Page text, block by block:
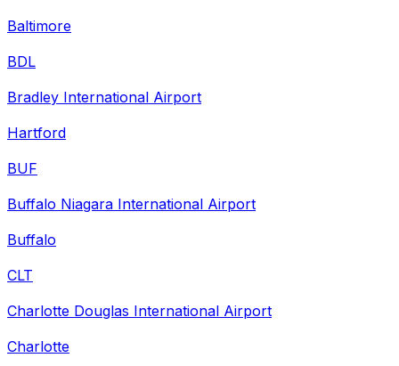
Baltimore
BDL
Bradley International Airport
Hartford
BUF
Buffalo Niagara International Airport
Buffalo
CLT
Charlotte Douglas International Airport
Charlotte